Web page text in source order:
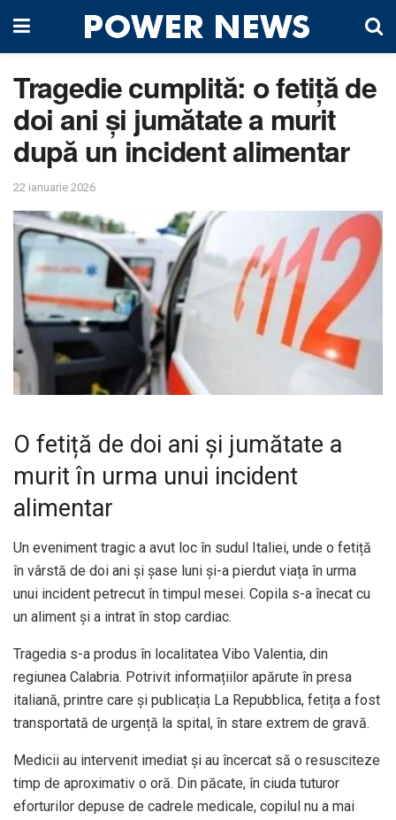
Tragedie cumplită: o fetiță de
doi ani și jumătate a murit
după un incident alimentar
22 ianuarie 2026
O fetiță de doi ani și jumătate a
murit în urma unui incident
alimentar
Un eveniment tragic a avut loc în sudul Italiei, unde o fetiță
în vârstă de doi ani și șase luni și-a pierdut viața în urma
unui incident petrecut în timpul mesei. Copila s-a înecat cu
un aliment și a intrat în stop cardiac.
Tragedia s-a produs în localitatea Vibo Valentia, din
regiunea Calabria. Potrivit informațiilor apărute în presa
italiană, printre care și publicația La Repubblica, fetița a fost
transportată de urgență la spital, în stare extrem de gravă.
Medicii au intervenit imediat și au încercat să o resusciteze
timp de aproximativ o oră. Din păcate, în ciuda tuturor
eforturilor depuse de cadrele medicale, copilul nu a mai